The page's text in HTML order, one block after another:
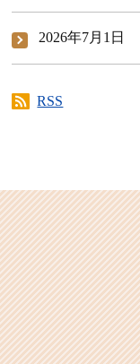
2026年7月1日
RSS